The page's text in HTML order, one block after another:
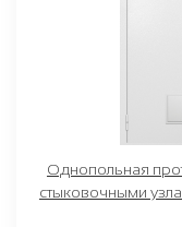
Однопольная
стыковочными